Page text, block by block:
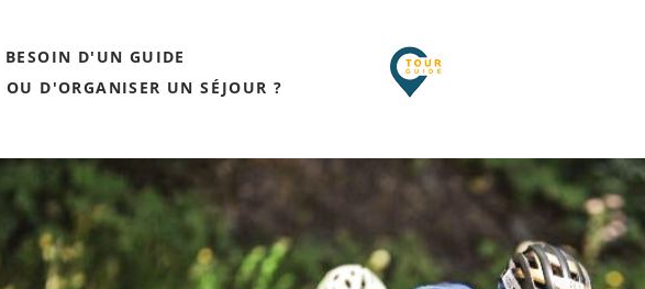
BESOIN D'UN GUIDE
OU D'ORGANISER UN SÉJOUR ?